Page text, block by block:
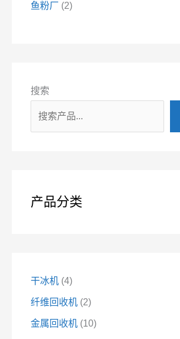
鱼粉厂 2
搜索
产品分类
干冰机 4
纤维回收机 2
金属回收机 10